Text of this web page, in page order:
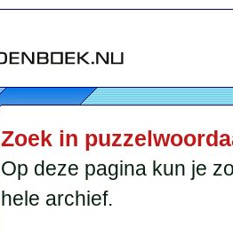
Zoek in
Op deze pagina kun je
hele archief.